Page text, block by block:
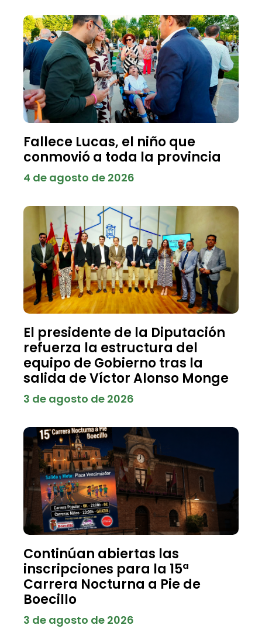
Fallece Lucas, el niño que
conmovió a toda la provincia
4 de agosto de 2026
El presidente de la Diputación
refuerza la estructura del
equipo de Gobierno tras la
salida de Víctor Alonso Monge
3 de agosto de 2026
Continúan abiertas las
inscripciones para la 15ª
Carrera Nocturna a Pie de
Boecillo
3 de agosto de 2026